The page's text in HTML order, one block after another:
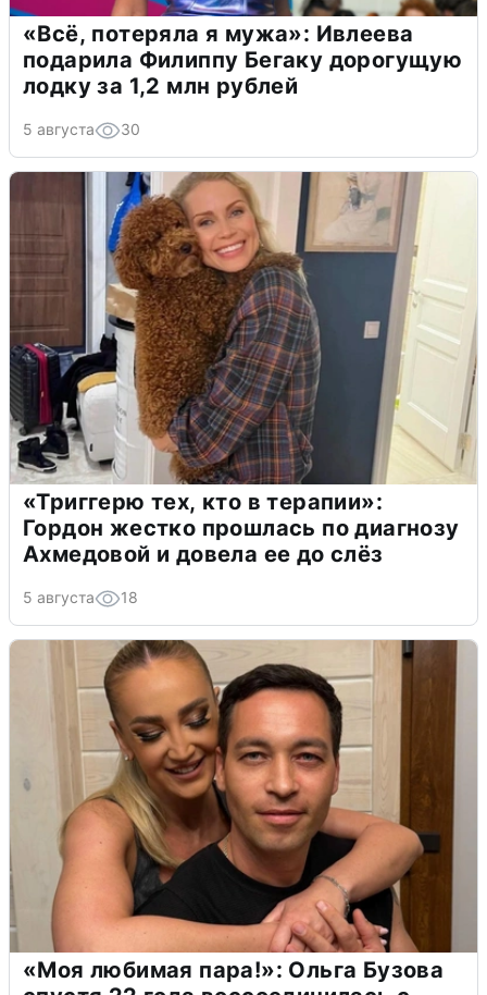
«Всё, потеряла я мужа»: Ивлеева
подарила Филиппу Бегаку дорогущую
лодку за 1,2 млн рублей
5 августа 30
«Триггерю тех, кто в терапии»:
Гордон жестко прошлась по диагнозу
Ахмедовой и довела ее до слёз
5 августа 18
«Моя любимая пара!»: Ольга Бузова